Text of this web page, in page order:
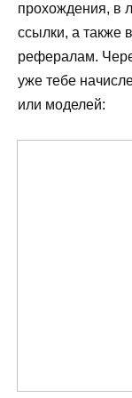
прохождения, в
ссылки, а также
рефералам.
уже тебе
или моделей: